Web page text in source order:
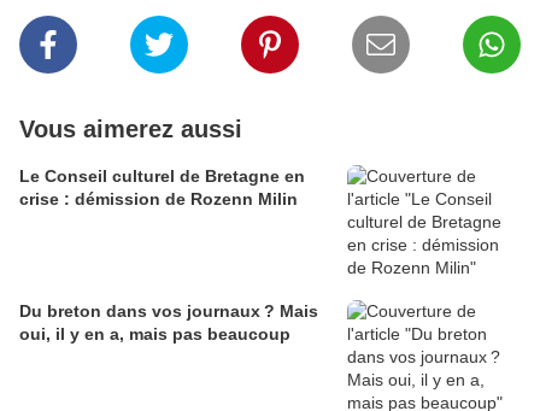
Vous aimerez aussi
Le Conseil culturel de Bretagne en
crise : démission de Rozenn Milin
Du breton dans vos journaux ? Mais
oui, il y en a, mais pas beaucoup